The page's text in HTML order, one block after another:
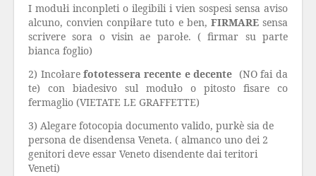
I modułi inconpleti o ilegibili i vien sospesi sensa aviso
alcuno, convien conpiłare tuto e ben, FIRMAREsensa
scrivere sora o visin ae parołe. ( firmar su parte
bianca foglio)
2) Incołarefototessera recente e decente (NO fai da
te) con biadesivo sul moduło o pitosto fisare co
fermaglio (VIETATE LE GRAFFETTE)
3) Alegare fotocopia documento valido, purkè sia de
persona de disendensa Veneta. ( almanco uno dei 2
genitori deve essar Veneto disendente dai teritori
Veneti)